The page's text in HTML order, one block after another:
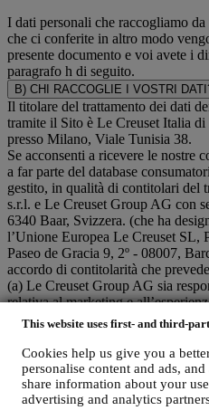
This website uses first- and third-
Cookies help us give you a
personalise content and ads,
share information about your
advertising and analytics
I dati personali che raccogliamo
che ci conferite in altro modo
presente documento e voi avete i
paragrafo h di seguito.
B) CHI RACCOGLIE I VOSTRI
Il titolare del trattamento dei dati
tramite il Sito è Le Creuset Italia di
presso Milano, Viale Tunisia 38.
Se acconsenti a ricevere le nostre
a far parte del database
gestito, in qualità di contitolari del
s.r.l. e Le Creuset Group AG con
6340 Baar, Svizzera. (che ha
l’Unione Europea Le Creuset SL,
Paseo de Gracia 9, 2º - 08007,
accordo di contitolarità che
(a) Le Creuset Group AG sia
relativa al marketing e
consumatore;
(b) le entità locali di Le Creuset
strategia, sviluppando anche in
ed iniziative di marketing a livello
determinato Paese);
(c) entrambi i contitolari siano